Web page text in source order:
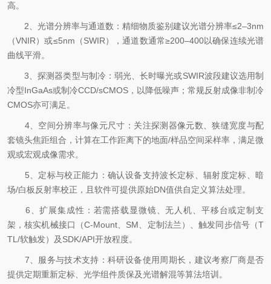
高。
2、光谱分辨率与通道数：精细物质鉴别建议光谱分辨率≤2–3nm
（VNIR）或≤5nm（SWIR），通道数通常≥200–400以确保连续光谱
曲线平滑。
3、探测器类型与制冷：弱光、长时曝光或SWIR波段建议选用制
冷型InGaAs或制冷CCD/sCMOS，以降低噪声；常规反射成像非制冷
CMOS亦可满足。
4、空间分辨率与像元尺寸：关注探测器像元数、狭缝宽度与配
套镜头焦距组合，计算在工作距离下的地面/样品空间采样率，满足微
观或宏观成像需求。
5、定标与校正能力：确认设备支持波长定标、辐射度定标、暗
场/白板反射率校正，且软件可提供原始DN值供自定义算法处理。
6、扩展集成性：若需搭载显微镜、无人机、平移台或定制支
架，核实机械接口（C-Mount、SM、定制法兰）、触发同步信号（T
TL/软触发）及SDK/API开放程度。
7、服务与技术支持：科研设备使用周期长，建议考察厂商是否
提供定期重新定标、光学组件质保及光谱解混等算法培训。